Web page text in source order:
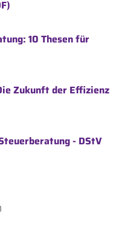
10 Thesen für
Zukunft der Effizienz
- DStV